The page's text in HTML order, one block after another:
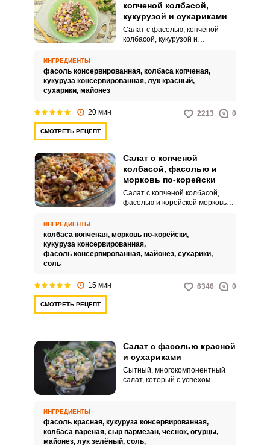
копченой колбасой,
кукурузой и сухариками
Салат с фасолью, копченой
колбасой, кукурузой и
вкусу. Такое угощение можно
подавать к домашнему или же
ИНГРЕДИЕНТЫ
фасоль консервированная, колбаса копченая,
кукуруза консервированная, лук красный,
сухарики, майонез
20 мин 2213 0
СМОТРЕТЬ РЕЦЕПТ
Салат с копченой
колбасой, фасолью и
морковь по-корейски
Салат с копченой колбасой,
фасолью и корейской морковью
отличным украшением вашего
стола. Ароматная копченая
колбаса, нежная фасоль и
ИНГРЕДИЕНТЫ
колбаса копченая, морковь по-корейски,
кукуруза консервированная,
фасоль консервированная, майонез, сухарики,
соль
15 мин 6346 0
СМОТРЕТЬ РЕЦЕПТ
Салат с фасолью красной
и сухариками
Сытный, многокомпонентный
салат, который с успехом
немного остроты и пикантности.
ИНГРЕДИЕНТЫ
фасоль красная, кукуруза консервированная,
колбаса вареная, сыр пармезан, чеснок, огурцы,
майонез, лук зелёный, соль,